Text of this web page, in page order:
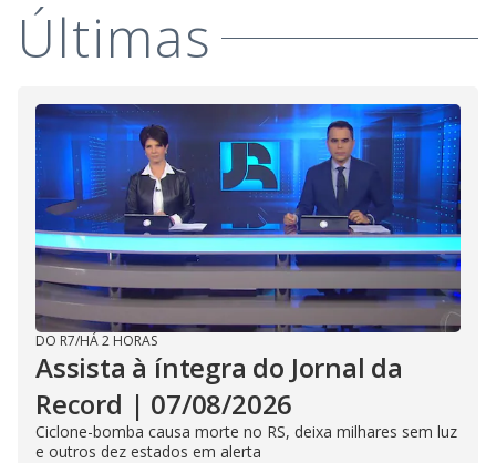
Últimas
DO R7/HÁ 2 HORAS
Assista à íntegra do Jornal da
Record | 07/08/2026
Ciclone-bomba causa morte no RS, deixa milhares sem luz
e outros dez estados em alerta